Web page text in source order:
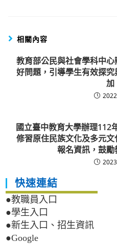
相關內容
教育部公民與社會學科中
好問題，引導學生有效探
加
國立臺中教育大學辦理112
修習原住民族文化及多元
報名資訊，鼓勵
快速連結
●教職員入口
●學生入口
●新生入口、招生資訊
●Google